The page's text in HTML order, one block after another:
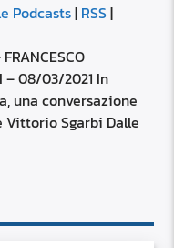
Podcasts| RSS|
– 08/03/2021 In
una conversazione
Sgarbi Dalle